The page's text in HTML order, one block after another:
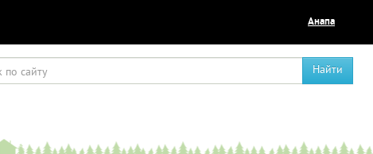
Анапа
Найти